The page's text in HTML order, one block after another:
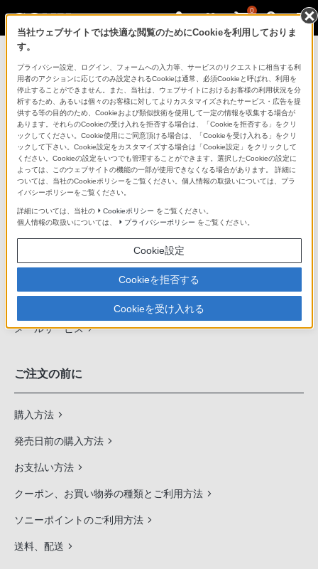
0
ソニーストアのご利用ガイド
ご利用ガイドでは、ソニーストアのご利用方法・サービ
スに関しまとめてご案内しております。
ご利用の前に
ソニーストア 店舗のご案内
ソニーショップ（ソニーストア取次店）のご案内
ソニーストアの特典・サービス
（長期保証、下取サービス、設置・設定サービスなど）
定期クーポンのプレゼントについて
メールサービス
ご注文の前に
購入方法
発売日前の購入方法
お支払い方法
クーポン、お買い物券の種類とご利用方法
ソニーポイントのご利用方法
送料、配送
当社ウェブサイトでは快適な閲覧のためにCookieを利用しておりま
す。
プライバシー設定、ログイン、フォームへの入力等、サービスのリクエストに相当する利
用者のアクションに応じてのみ設定されるCookieは通常、必須Cookieと呼ばれ、利用を
停止することができません。また、当社は、ウェブサイトにおけるお客様の利用状況を分
析するため、あるいは個々のお客様に対してよりカスタマイズされたサービス・広告を提
供する等の目的のため、Cookieおよび類似技術を使用して一定の情報を収集する場合が
あります。それらのCookieの受け入れを拒否する場合は、「Cookieを拒否する」をクリ
ックしてください。Cookie使用にご同意頂ける場合は、「Cookieを受け入れる」をクリ
ックして下さい。Cookie設定をカスタマイズする場合は「Cookie設定」をクリックして
ください。Cookieの設定をいつでも管理することができます。選択したCookieの設定に
よっては、このウェブサイトの機能の一部が使用できなくなる場合があります。 詳細に
ついては、当社のCookieポリシーをご覧ください。個人情報の取扱いについては、プラ
イバシーポリシーをご覧ください。
詳細については、当社の Cookieポリシー をご覧ください。
個人情報の取扱いについては、
プライバシーポリシー をご覧ください。
Cookie設定
Cookieを拒否する
Cookieを受け入れる